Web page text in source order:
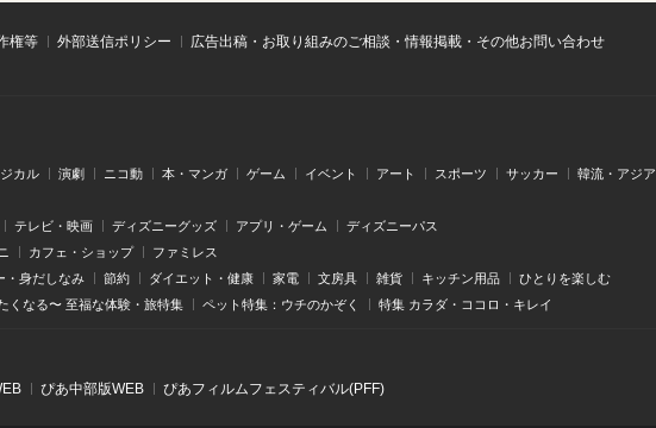
権等 外部送信ポリシー
広告出稿・お取り組みのご相談・情報掲載・その他お問い合わせ
カル 演劇 ニコ動 本・マンガ ゲーム イベント アート スポーツ サッカー 韓流・アジア
テレビ・映画 ディズニーグッズ アプリ・ゲーム ディズニーパス
カフェ・ショップ ファミレス
・身だしなみ 節約 ダイエット・健康 家電 文房具 雑貨 キッチン用品 ひとりを楽しむ
くなる〜 至福な体験・旅特集 ペット特集：ウチのかぞく 特集 カラダ・ココロ・キレイ
ぴあ中部版WEB ぴあフィルムフェスティバル(PFF)